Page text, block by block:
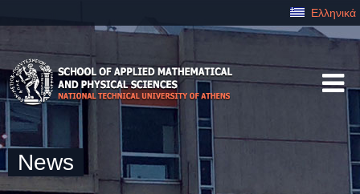
Ελληνικά
News